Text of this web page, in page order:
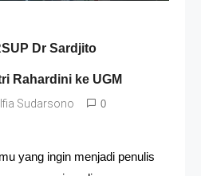
Dr Sardjito
Rahardini ke UGM
Sudarsono 0
yang ingin menjadi penulis